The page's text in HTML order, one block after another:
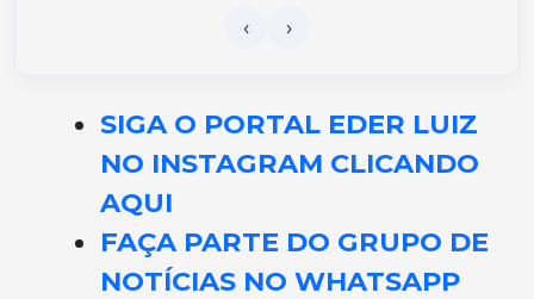
SIGA O PORTAL EDER LUIZ
NO INSTAGRAM CLICANDO
AQUI
FAÇA PARTE DO GRUPO DE
NOTÍCIAS NO WHATSAPP